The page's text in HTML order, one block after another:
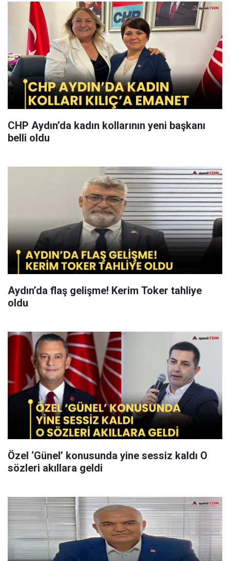
CHP Aydın’da kadın kollarının yeni başkanı
belli oldu
Aydın’da flaş gelişme! Kerim Toker tahliye
oldu
Özel ‘Günel’ konusunda yine sessiz kaldı O
sözleri akıllara geldi